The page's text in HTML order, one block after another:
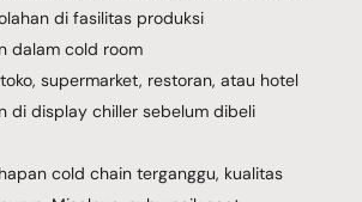
di fasilitas produksi
dalam cold room
supermarket, restoran, atau hotel
di display chiller sebelum dibeli
cold chain terganggu, kualitas